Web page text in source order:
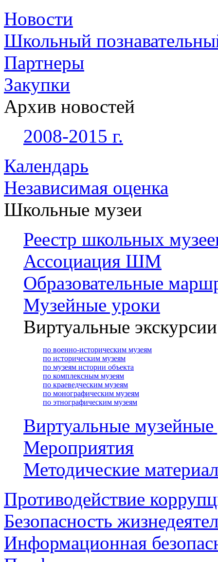
Новости
Школьный
Партнеры
Закупки
Архив новостей
2008-2015 г.
Календарь
Независимая оценка
Школьные музеи
Реестр школьных
Ассоциация ШМ
Образовательные
Музейные уроки
Виртуальные экскурсии
по военно-историческим музеям
по историческим музеям
по музеям истории объекта
по комплексным музеям
по краеведческим музеям
по монографическим музеям
по этнографическим музеям
Виртуальные
Мероприятия
Методические
Противодействие
Безопасность
Информационная